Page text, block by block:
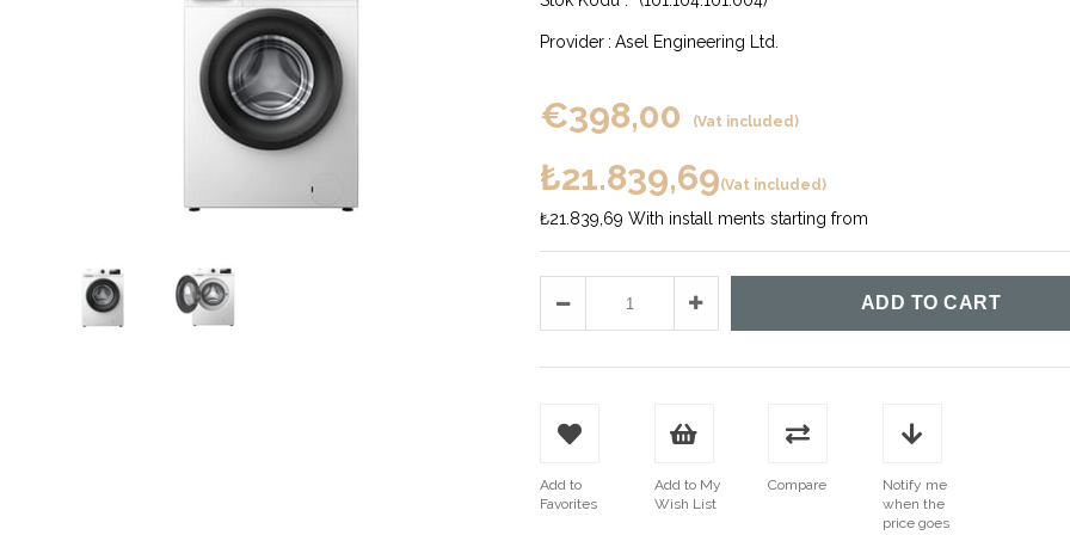
Provider : Asel Engineering Ltd.
€398,00 (Vat included)
₺21.839,69(Vat included)
₺21.839,69 With install ments starting from
Add to
Favorites
Add to My
Wish List
Compare
Notify me
when the
price goes